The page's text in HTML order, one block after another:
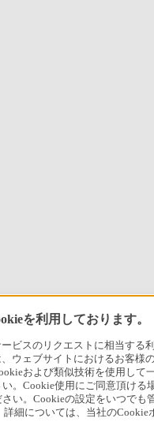
を利用しております。
ビスのリクエストに相当す
ウェブサイトにおけるお客
および類似技術を使用し
。Cookie使用にご同意頂け
い。Cookieの設定をいつで
細については、当社の